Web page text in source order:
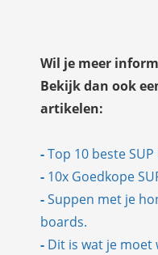
Wil je meer
Bekijk dan ook
artikelen:
-Top 10 beste
- 10x Goedkope
-Suppen met je
boards.
- Dit is wat je moet